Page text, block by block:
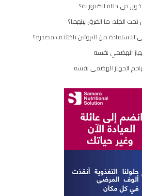
في حالة الكيتوزية؟
الجلد: ما الفرق بينهما؟
من البروتين باختلاف مصدره؟
الهضمي نفسه
الجهاز الهضمي نفسه